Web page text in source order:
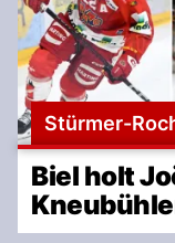
Stürmer-
Biel holt